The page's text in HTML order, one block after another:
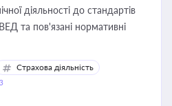
діяльності до стандартів
та пов'язані нормативні
Страхова діяльність